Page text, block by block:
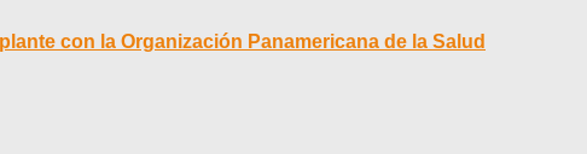
con la Organización Panamericana de la Salud